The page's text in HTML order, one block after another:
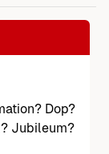
Dop?
Jubileum?